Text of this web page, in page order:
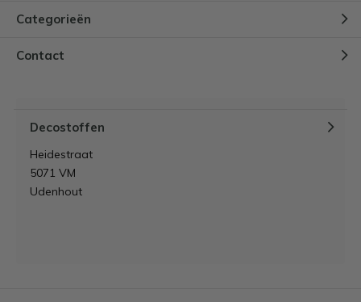
Categorieën
Contact
Decostoffen
Heidestraat
5071 VM
Udenhout